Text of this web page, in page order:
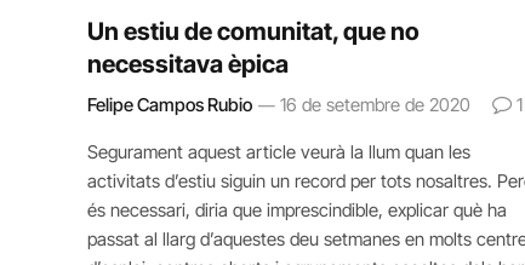
Un estiu de comunitat, que no
necessitava èpica
Felipe Campos Rubio 16 de setembre de 2020 1
Segurament aquest article veurà la llum quan les
activitats d’estiu siguin un record per tots nosaltres.
és necessari, diria que imprescindible, explicar què ha
passat al llarg d’aquestes deu setmanes en molts